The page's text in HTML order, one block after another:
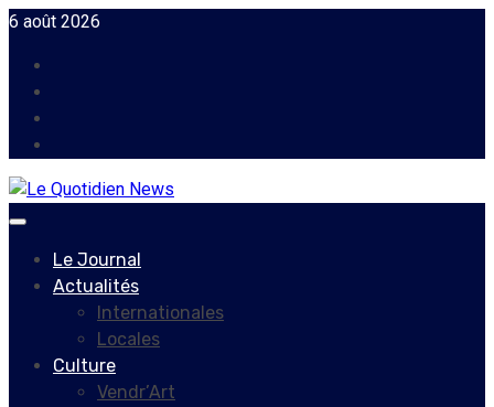
Skip
content
6 août 2026
Primary
Le Journal
Actualités
Internationales
Locales
Culture
Vendr’Art